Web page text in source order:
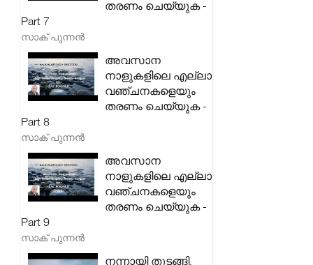
തരണം ചെയ്യുക -
Part 7
സാക് പുന്നൻ
അവസാന
നാളുകളിലെ എല്ലാ
വഞ്ചനകളെയും
തരണം ചെയ്യുക -
Part 8
സാക് പുന്നൻ
അവസാന
നാളുകളിലെ എല്ലാ
വഞ്ചനകളെയും
തരണം ചെയ്യുക -
Part 9
സാക് പുന്നൻ
നന്നായി തുടങ്ങി,